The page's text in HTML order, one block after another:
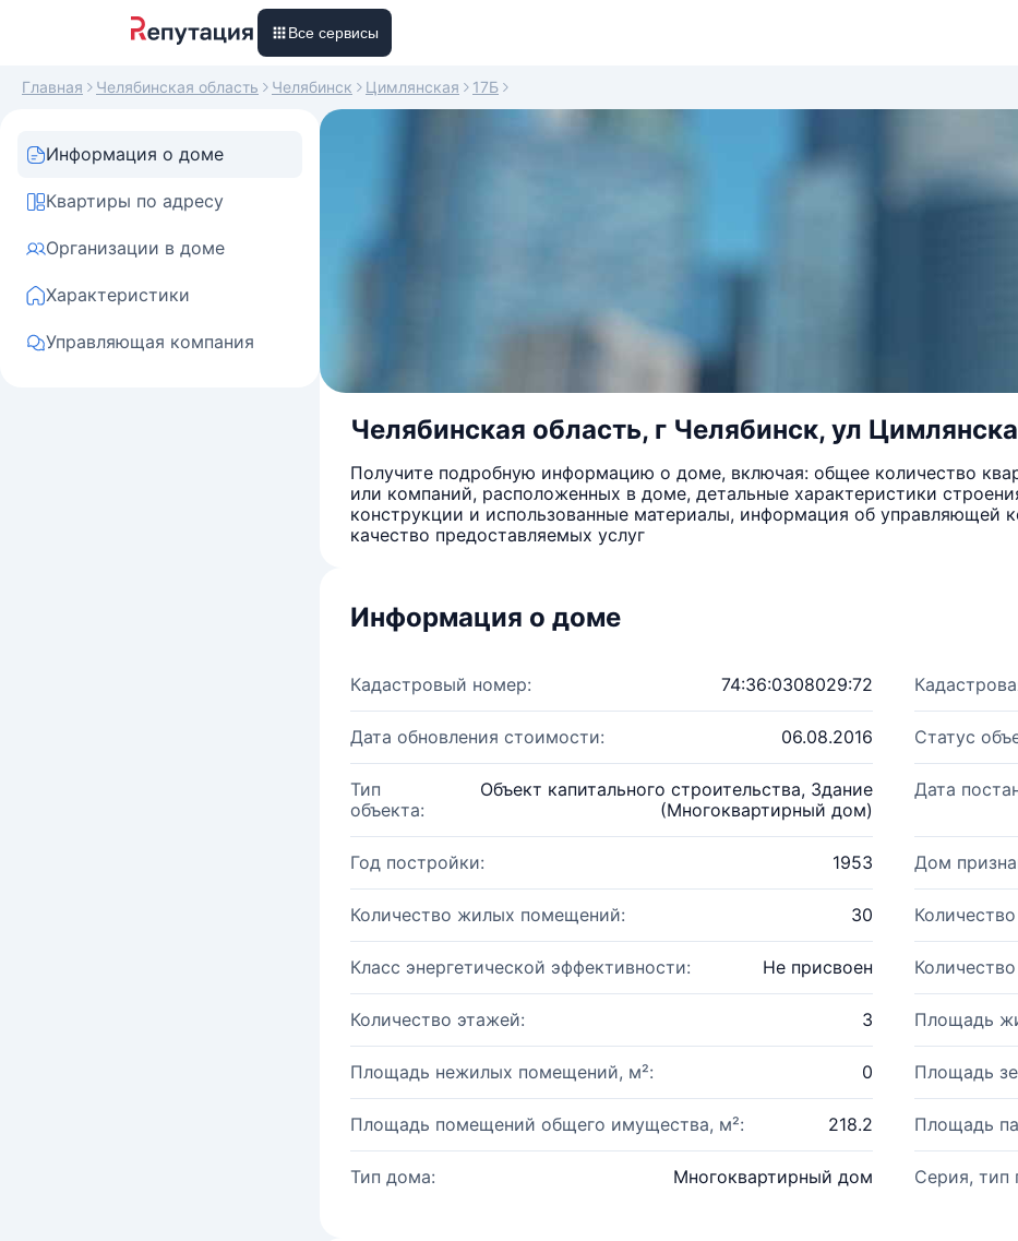
Все сервисы
Главная Челябинская область Челябинск Цимлянская 17Б
Информация о доме
Квартиры по адресу
Организации в доме
Характеристики
Управляющая компания
Челябинская область, г Челябинск, ул
Получите подробную информацию о доме, включая: общее количество
или компаний, расположенных в доме, детальные характеристики
конструкции и использованные материалы, информация об управляющей
качество предоставляемых услуг
Информация о доме
Кадастровый номер: 74:36:0308029:72
Дата обновления стоимости: 06.08.2016 Статус
Тип
объекта:
Объект капитального строительства, Здание
(Многоквартирный дом)
Дата
Год постройки: 1953 Дом
Количество жилых помещений: 30
Класс энергетической эффективности: Не присвоен
Количество этажей: 3 Площадь
Площадь нежилых помещений, м²: 0 Площадь
Площадь помещений общего имущества, м²: 218.2 Площадь
Тип дома: Многоквартирный дом Серия, тип